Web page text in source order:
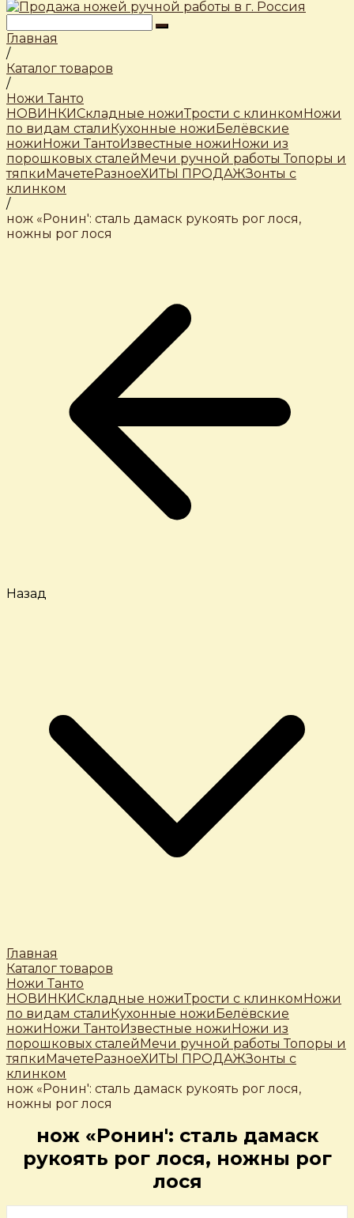
Главная
/
Каталог товаров
/
Ножи Танто
НОВИНКИСкладные ножиТрости c клинкомНожи
по видам сталиКухонные ножиБелёвские
ножиНожи ТантоИзвестные ножиНожи из
порошковых сталейМечи ручной работыТопоры и
тяпкиМачетеРазноеХИТЫ ПРОДАЖЗонты с
клинком
/
нож «Ронин': сталь дамаск рукоять рог лося,
ножны рог лося
Назад
Главная
Каталог товаров
Ножи Танто
НОВИНКИСкладные ножиТрости c клинкомНожи
по видам сталиКухонные ножиБелёвские
ножиНожи ТантоИзвестные ножиНожи из
порошковых сталейМечи ручной работыТопоры и
тяпкиМачетеРазноеХИТЫ ПРОДАЖЗонты с
клинком
нож «Ронин': сталь дамаск рукоять рог лося,
ножны рог лося
нож «Ронин': сталь дамаск
рукоять рог лося, ножны рог
лося